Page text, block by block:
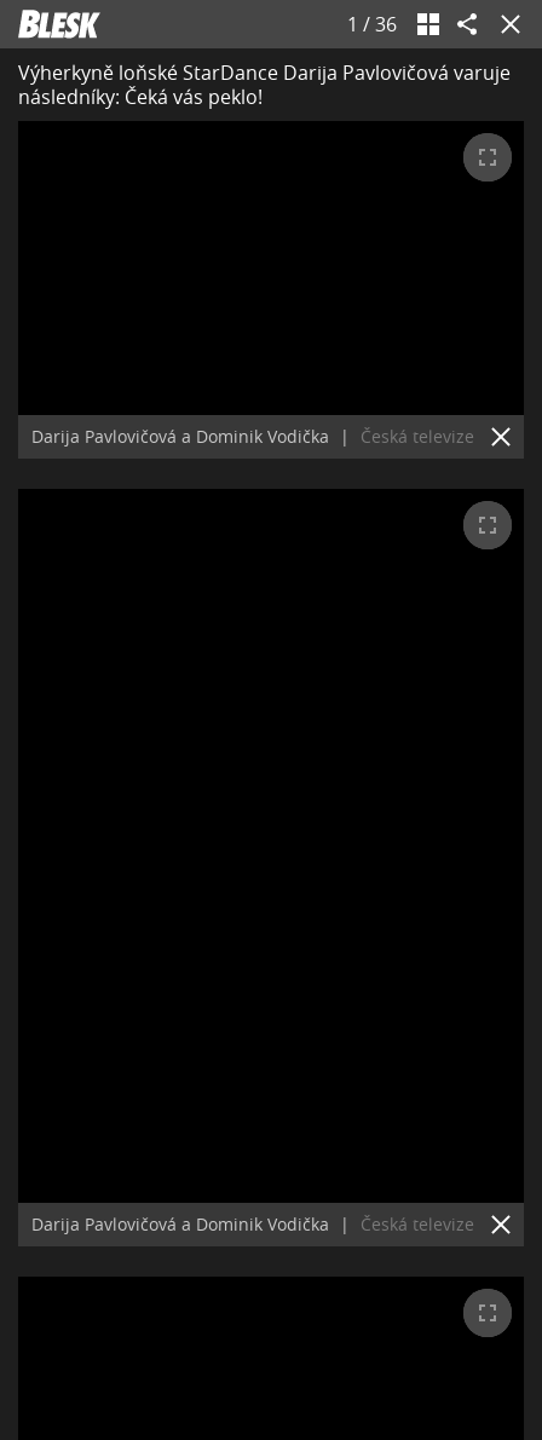
1 /36
Výherkyně loňské StarDance Darija Pavlovičová varuje
následníky: Čeká vás peklo!
Darija Pavlovičová a Dominik Vodička | Česká televize
Darija Pavlovičová a Dominik Vodička | Česká televize